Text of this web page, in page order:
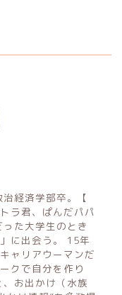
経済学部卒。【
ラ君、ぱんだパパ
た大学生のとき
に出会う。 15年
ャリアウーマンだ
クで自分を作り
お出かけ（水族